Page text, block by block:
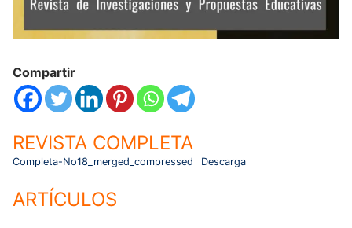
Compartir
REVISTA COMPLETA
Completa-No18_merged_compressed Descarga
ARTÍCULOS